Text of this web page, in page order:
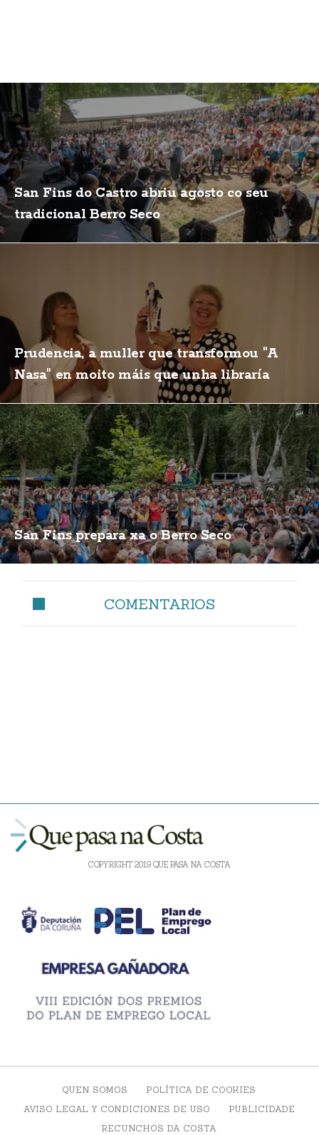
San Fins do Castro abriu agosto co seu
tradicional Berro Seco
Prudencia, a muller que transformou "A
Nasa" en moito máis que unha libraría
San Fins prepara xa o Berro Seco
COMENTARIOS
COPYRIGHT 2019 QUE PASA NA COSTA
QUEN SOMOS
POLÍTICA DE COOKIES
AVISO LEGAL Y CONDICIONES DE USO
PUBLICIDADE
RECUNCHOS DA COSTA